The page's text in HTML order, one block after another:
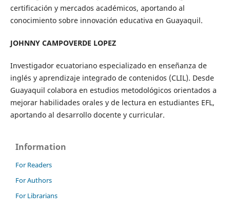
certificación y mercados académicos, aportando al
conocimiento sobre innovación educativa en Guayaquil.
JOHNNY CAMPOVERDE LOPEZ
Investigador ecuatoriano especializado en enseñanza de
inglés y aprendizaje integrado de contenidos (CLIL). Desde
Guayaquil colabora en estudios metodológicos orientados a
mejorar habilidades orales y de lectura en estudiantes EFL,
aportando al desarrollo docente y curricular.
Information
For Readers
For Authors
For Librarians